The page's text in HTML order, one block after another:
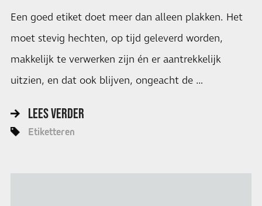
Een goed etiket doet meer dan alleen plakken. Het
moet stevig hechten, op tijd geleverd worden,
makkelijk te verwerken zijn én er aantrekkelijk
uitzien, en dat ook blijven, ongeacht de …
LEES VERDER
Etiketteren